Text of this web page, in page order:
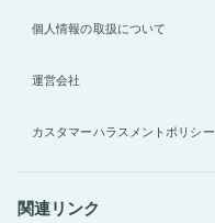
個人情報の取扱について
運営会社
カスタマーハラスメントポリシー
関連リンク